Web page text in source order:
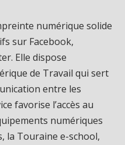
numérique solide
sur Facebook,
Elle dispose
de Travail qui sert
entre les
favorise l’accès au
numériques
la Touraine e-school,